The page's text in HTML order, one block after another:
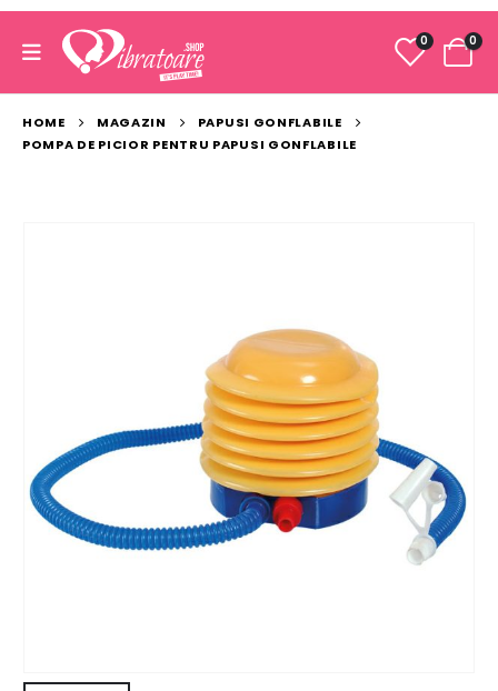
0 0
HOME MAGAZIN
PAPUSI GONFLABILE
POMPA DE PICIOR PENTRU PAPUSI GONFLABILE